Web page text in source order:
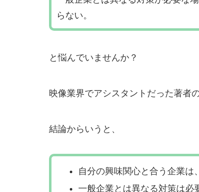
らない。
と悩んでいませんか？
映像業界でアシスタントだった著者
結論からいうと、
自分の興味関心と合う企業は
一般企業とは異なる対策は必